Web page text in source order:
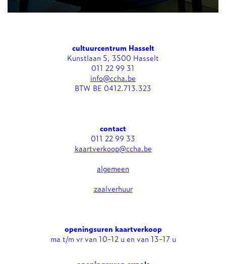
cultuurcentrum Hasselt
Kunstlaan 5, 3500 Hasselt
011 22 99 31
info@ccha.be
BTW BE 0412.713.323
contact
011 22 99 33
kaartverkoop@ccha.be
algemeen
zaalverhuur
openingsuren kaartverkoop
ma t/m vr van 10-12 u en van 13-17 u